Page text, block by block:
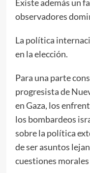
Existe además un
observadores
La política
en la elección.
Para una parte
progresista de
en Gaza, los
los bombardeos
sobre la política
de ser asuntos
cuestiones